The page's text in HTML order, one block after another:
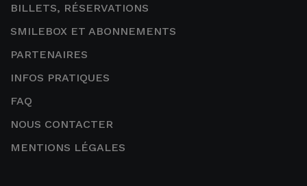
BILLETS, RÉSERVATIONS
SMILEBOX ET ABONNEMENTS
PARTENAIRES
INFOS PRATIQUES
FAQ
NOUS CONTACTER
MENTIONS LÉGALES